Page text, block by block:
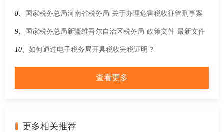
生效执行的公告
国家税务总局关于调整消费税纳税申报表有关事项的公告
8、 国家税务总局河南省税务局-关于办理危害税收征管刑事案
件适用法律若干问题的解释
9、 国家税务总局新疆维吾尔自治区税务局-政策文件-最新文件-
关于民用航空发动机和民用飞机税收政策的公告
10、 如何通过电子税务局开具税收完税证明？
查看更多
更多相关推荐